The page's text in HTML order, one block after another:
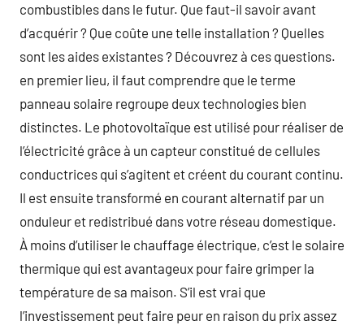
combustibles dans le futur. Que faut-il savoir avant
d’acquérir ? Que coûte une telle installation ? Quelles
sont les aides existantes ? Découvrez à ces questions.
en premier lieu, il faut comprendre que le terme
panneau solaire regroupe deux technologies bien
distinctes. Le photovoltaïque est utilisé pour réaliser de
l’électricité grâce à un capteur constitué de cellules
conductrices qui s’agitent et créent du courant continu.
Il est ensuite transformé en courant alternatif par un
onduleur et redistribué dans votre réseau domestique.
À moins d’utiliser le chauffage électrique, c’est le solaire
thermique qui est avantageux pour faire grimper la
température de sa maison. S’il est vrai que
l’investissement peut faire peur en raison du prix assez